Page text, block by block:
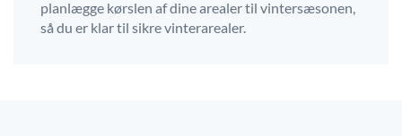
planlægge kørslen af dine arealer til vintersæsonen,
så du er klar til sikre vinterarealer.